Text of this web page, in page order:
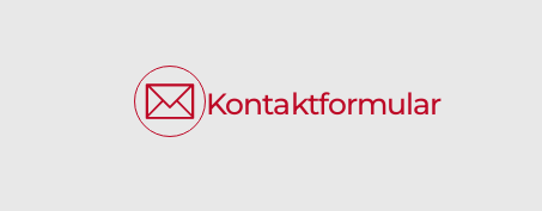
Kontaktformular